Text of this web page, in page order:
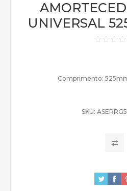
UNIVERSAL
Comprimento:
SKU: